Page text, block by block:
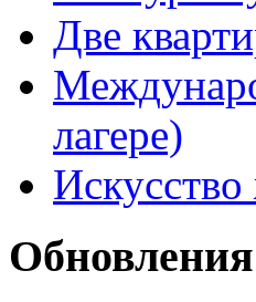
Две
лагере)
Обновления